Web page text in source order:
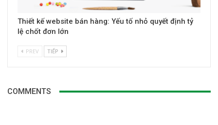
Thiết kế website bán hàng: Yếu tố nhỏ quyết định tỷ
lệ chốt đơn lớn
PREV TIẾP
COMMENTS